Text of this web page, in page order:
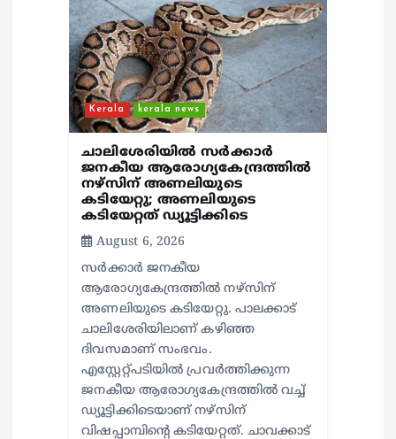
Kerala kerala news
ചാലിശേരിയില്‍ സര്‍ക്കാര്‍
ജനകീയ ആരോഗ്യകേന്ദ്രത്തില്‍
നഴ്സിന് അണലിയുടെ
കടിയേറ്റു; അണലിയുടെ
കടിയേറ്റത് ഡ്യൂട്ടിക്കിടെ
August 6, 2026
സര്‍ക്കാര്‍ ജനകീയ
ആരോഗ്യകേന്ദ്രത്തില്‍ നഴ്സിന്
അണലിയുടെ കടിയേറ്റു. പാലക്കാട്
ചാലിശേരിയിലാണ് കഴിഞ്ഞ
ദിവസമാണ് സംഭവം.
എസ്റ്റേറ്റ്പടിയില്‍ പ്രവര്‍ത്തിക്കുന്ന
ജനകീയ ആരോഗ്യകേന്ദ്രത്തില്‍ വച്ച്
ഡ്യൂട്ടിക്കിടെയാണ് നഴ്സിന്
വിഷപ്പാമ്പിന്റെ കടിയേറ്റത്. ചാവക്കാട്